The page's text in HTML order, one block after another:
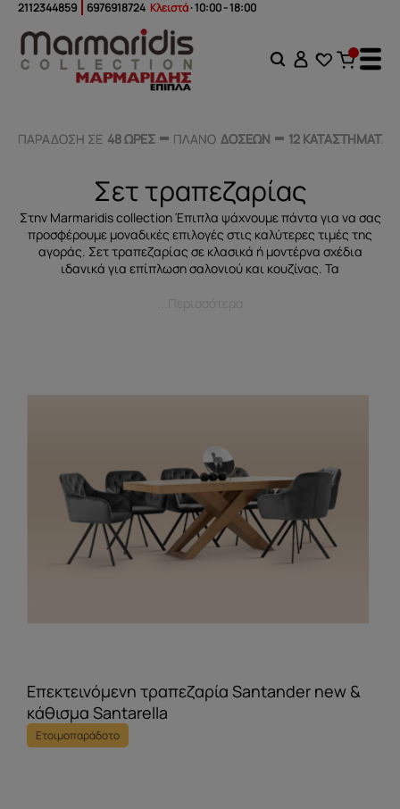
2112344859 6976918724 Κλειστά· 10:00 - 18:00
ΠΑΡΑΔΟΣΗ ΣΕ 48 ΩΡΕΣ ΠΛΑΝΟ ΔΟΣΕΩΝ 12 ΚΑΤΑΣΤΗΜΑΤΑ
ΠΑΡΑΔΟΣΗ ΣΕ 48 ΩΡΕΣ ΠΛΑΝΟ ΔΟΣΕΩΝ 12 ΚΑΤΑΣΤΗΜΑΤΑ
Σετ τραπεζαρίας
Στην Μarmaridis collection Έπιπλα ψάχνουμε πάντα για να σας
προσφέρουμε μοναδικές επιλογές στις καλύτερες τιμές της
αγοράς. Σετ τραπεζαρίας σε κλασικά ή μοντέρνα σχέδια
ιδανικά για επίπλωση σαλονιού και κουζίνας. Τα
Επεκτεινόμενη τραπεζαρία Santander new &
κάθισμα Santarella
Ετοιμοπαράδοτο